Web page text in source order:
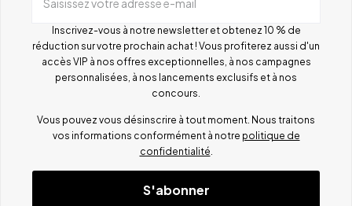
Saisissez votre adresse e-mail
Inscrivez-vous à notre newsletter et obtenez 10 % de
réduction sur votre prochain achat ! Vous profiterez aussi d'un
accès VIP à nos offres exceptionnelles, à nos campagnes
personnalisées, à nos lancements exclusifs et à nos
concours.
Vous pouvez vous désinscrire à tout moment. Nous traitons
vos informations conformément à notre politique de
confidentialité
S'abonner